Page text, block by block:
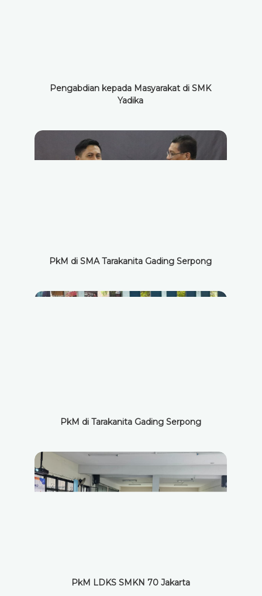
Pengabdian kepada Masyarakat di SMK
Yadika
PkM di SMA Tarakanita Gading Serpong
PkM di Tarakanita Gading Serpong
PkM LDKS SMKN 70 Jakarta